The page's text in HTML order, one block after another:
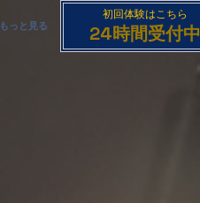
もっと見る
初回​体験はこちら
24時間受付中